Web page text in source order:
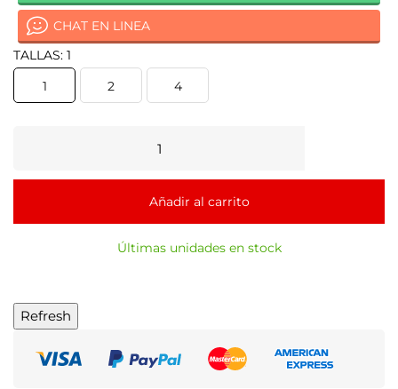
CHAT EN LINEA
TALLAS: 1
1
2 4
Añadir al carrito
Últimas unidades en stock